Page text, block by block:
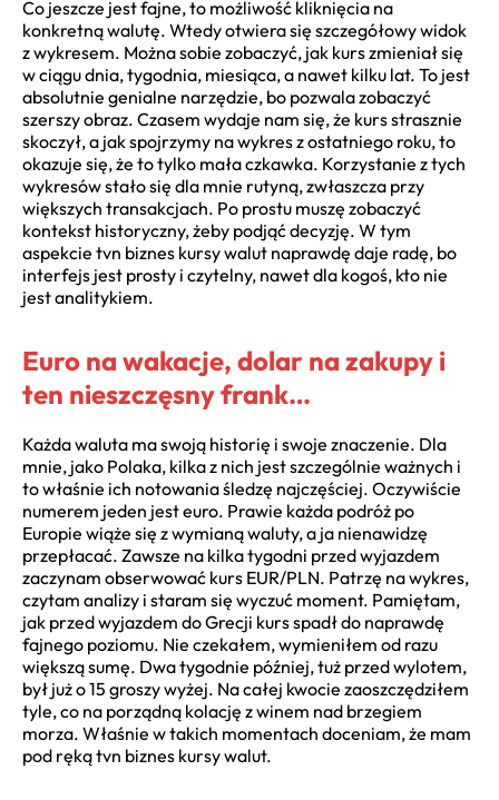
Co jeszcze jest fajne, to możliwość kliknięcia na
konkretną walutę. Wtedy otwiera się szczegółowy widok
z wykresem. Można sobie zobaczyć, jak kurs zmieniał się
w ciągu dnia, tygodnia, miesiąca, a nawet kilku lat. To jest
absolutnie genialne narzędzie, bo pozwala zobaczyć
szerszy obraz. Czasem wydaje nam się, że kurs strasznie
skoczył, a jak spojrzymy na wykres z ostatniego roku, to
okazuje się, że to tylko mała czkawka. Korzystanie z tych
wykresów stało się dla mnie rutyną, zwłaszcza przy
większych transakcjach. Po prostu muszę zobaczyć
kontekst historyczny, żeby podjąć decyzję. W tym
aspekcie tvn biznes kursy walut naprawdę daje radę, bo
interfejs jest prosty i czytelny, nawet dla kogoś, kto nie
jest analitykiem.
Euro na wakacje, dolar na zakupy i
ten nieszczęsny frank…
Każda waluta ma swoją historię i swoje znaczenie. Dla
mnie, jako Polaka, kilka z nich jest szczególnie ważnych i
to właśnie ich notowania śledzę najczęściej. Oczywiście
numerem jeden jest euro. Prawie każda podróż po
Europie wiąże się z wymianą waluty, a ja nienawidzę
przepłacać. Zawsze na kilka tygodni przed wyjazdem
zaczynam obserwować kurs EUR/PLN. Patrzę na wykres,
czytam analizy i staram się wyczuć moment. Pamiętam,
jak przed wyjazdem do Grecji kurs spadł do naprawdę
fajnego poziomu. Nie czekałem, wymieniłem od razu
większą sumę. Dwa tygodnie później, tuż przed wylotem,
był już o 15 groszy wyżej. Na całej kwocie zaoszczędziłem
tyle, co na porządną kolację z winem nad brzegiem
morza. Właśnie w takich momentach doceniam, że mam
pod ręką tvn biznes kursy walut.